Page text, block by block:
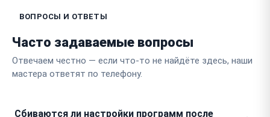
ВОПРОСЫ И ОТВЕТЫ
Часто задаваемые вопросы
Отвечаем честно — если что-то не найдёте здесь, наши
мастера ответят по телефону.
Сбиваются ли настройки программ после